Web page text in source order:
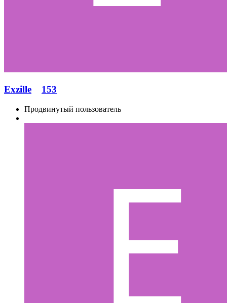
Exzille 153
Продвинутый пользователь